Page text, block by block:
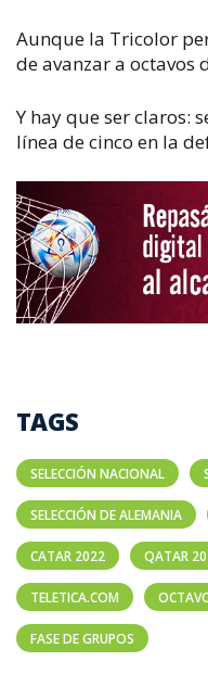
Aunque la Tricolor
de avanzar a octavos
Y hay que ser claros:
línea de cinco en la
TAGS
SELECCIÓN NACIONAL
SELECCIÓN DE ALEMANIA
CATAR 2022 QATAR
TELETICA.COM
FASE DE GRUPOS